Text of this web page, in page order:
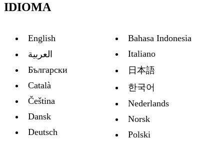
IDIOMA
English
العربية
Български
Català
Čeština
Dansk
Deutsch
Bahasa Indonesia
Italiano
日本語
한국어
Nederlands
Norsk
Polski